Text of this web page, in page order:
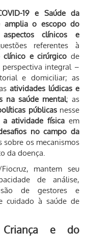
19 e Saúde da
amplia o escopo do
aspectos clínicos e
referentes à
clínico e cirúrgico de
integral –
e domiciliar; as
atividades lúdicas e
na saúde mental; as
públicasnesse
atividade físicaem
no campo da
sobre os mecanismos
da doença.
mantem seu
de análise,
de gestores e
cuidado à saúde de
e do